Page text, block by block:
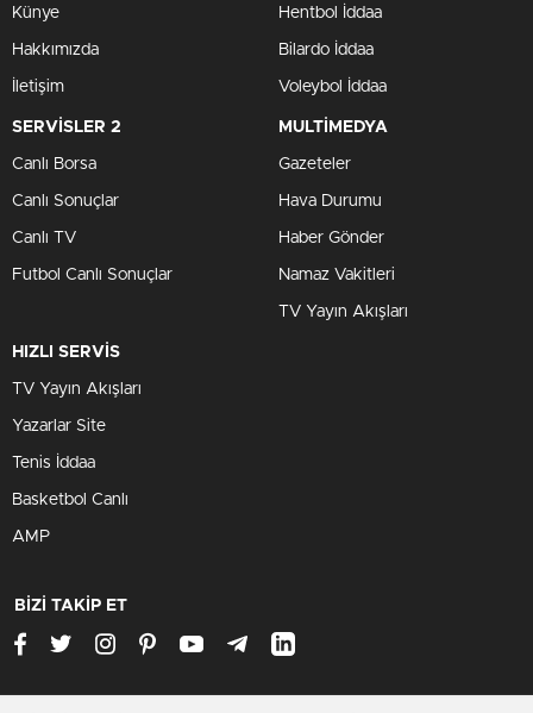
Künye
Hakkımızda
İletişim
Hentbol İddaa
Bilardo İddaa
Voleybol İddaa
SERVİSLER 2
Canlı Borsa
Canlı Sonuçlar
Canlı TV
Futbol Canlı Sonuçlar
MULTİMEDYA
Gazeteler
Hava Durumu
Haber Gönder
Namaz Vakitleri
TV Yayın Akışları
HIZLI SERVİS
TV Yayın Akışları
Yazarlar Site
Tenis İddaa
Basketbol Canlı
AMP
BİZİ TAKİP ET